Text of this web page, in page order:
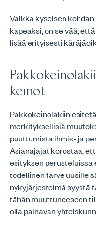
Vaikka kyseisen
kapeaksi, on selvää,
lisää erityisesti
keinot
Pakkokeinolakiin
merkityksellisiä
puuttumista ihmis- ja
Asianajajat korostaa,
esityksen
todellinen tarve uusille
nykyjärjestelmä syystä
tähän muuttuneeseen
olla painavan